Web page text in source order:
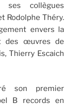
ses collègues
Rodolphe Théry.
envers la
des œuvres de
Thierry Escaich
son premier
B records en